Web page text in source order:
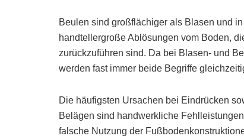
Beulen sind großflächiger als Blasen und
handtellergroße Ablösungen vom Boden,
zurückzuführen sind. Da bei Blasen- und
werden fast immer beide Begriffe
Die häufigsten Ursachen bei Eindrücken
Belägen sind handwerkliche
falsche Nutzung der